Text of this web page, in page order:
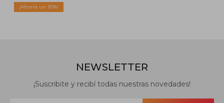
30
NEWSLETTER
¡Suscribite y recibí todas nuestras novedades!